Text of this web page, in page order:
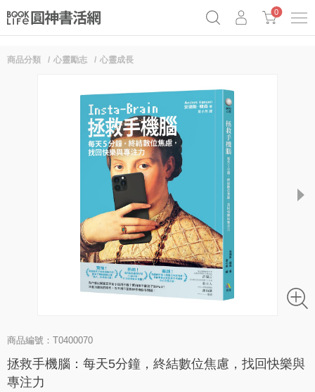
0
商品分類 心靈勵志 心靈成長
next
商品編號：T0400070
拯救手機腦：每天5分鐘，終結數位焦慮，找回快樂與
專注力